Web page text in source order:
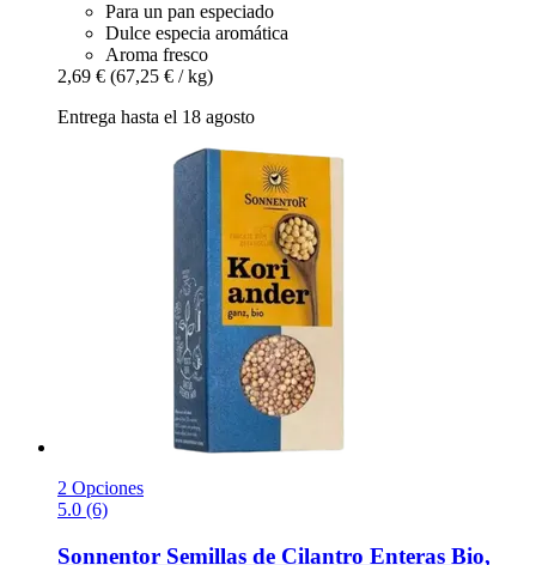
Para un pan especiado
Dulce especia aromática
Aroma fresco
2,69 € (67,25 € / kg)
Entrega hasta el 18 agosto
2 Opciones
5.0 (6)
Sonnentor Semillas de Cilantro Enteras Bio,